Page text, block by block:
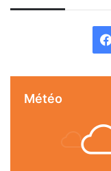
Météo